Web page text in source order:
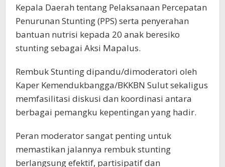
Kepala Daerah tentang Pelaksanaan Percepatan
Penurunan Stunting (PPS) serta penyerahan
bantuan nutrisi kepada 20 anak beresiko
stunting sebagai Aksi Mapalus.
Rembuk Stunting dipandu/dimoderatori oleh
Kaper Kemendukbangga/BKKBN Sulut sekaligus
memfasilitasi diskusi dan koordinasi antara
berbagai pemangku kepentingan yang hadir.
Peran moderator sangat penting untuk
memastikan jalannya rembuk stunting
berlangsung efektif, partisipatif dan